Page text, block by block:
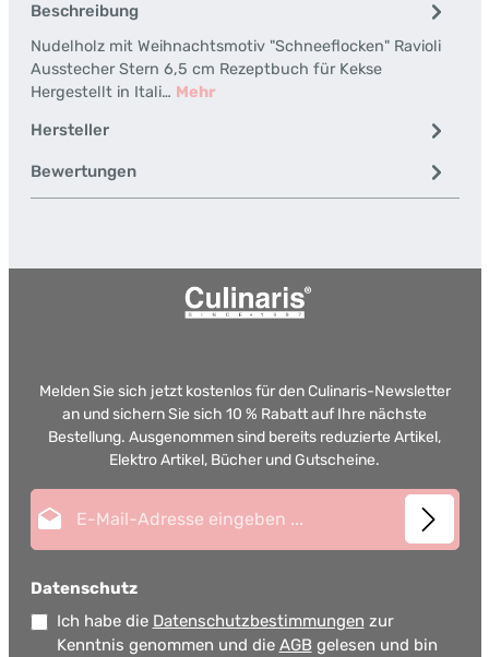
Beschreibung
Nudelholz mit Weihnachtsmotiv "Schneeflocken" Ravioli
Ausstecher Stern 6,5 cm Rezeptbuch für Kekse
Hergestellt in Itali… Mehr
Hersteller
Bewertungen
Melden Sie sich jetzt kostenlos für den Culinaris-Newsletter
an und sichern Sie sich 10 % Rabatt auf Ihre nächste
Bestellung. Ausgenommen sind bereits reduzierte Artikel,
Elektro Artikel, Bücher und Gutscheine.
Datenschutz
Ich habe die Datenschutzbestimmungen zur
Kenntnis genommen und die AGB gelesen und bin